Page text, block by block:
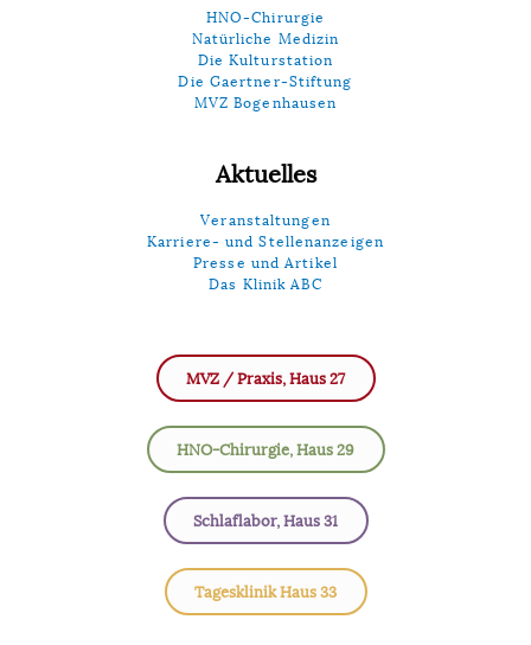
HNO-Chirurgie
Natürliche Medizin
Die Kulturstation
Die Gaertner-Stiftung
MVZ Bogenhausen
Aktuelles
Veranstaltungen
Karriere- und Stellenanzeigen
Presse und Artikel
Das Klinik ABC
MVZ / Praxis, Haus 27
HNO-Chirurgie, Haus 29
Schlaflabor, Haus 31
Tagesklinik Haus 33​